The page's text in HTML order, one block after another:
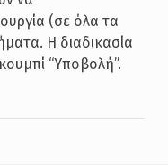
(σε όλα τα
Η διαδικασία
“Υποβολή”.